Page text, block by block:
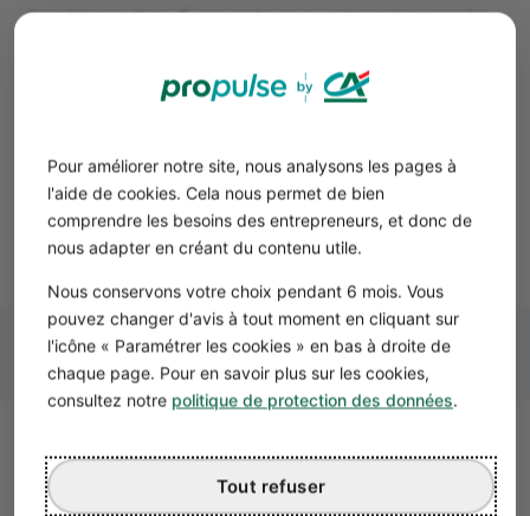
Pour améliorer notre site, nous analysons les pages à
l'aide de cookies. Cela nous permet de bien
comprendre les besoins des entrepreneurs, et donc de
nous adapter en créant du contenu utile.
Nous conservons votre choix pendant 6 mois. Vous
pouvez changer d'avis à tout moment en cliquant sur
l'icône « Paramétrer les cookies » en bas à droite de
chaque page. Pour en savoir plus sur les cookies,
consultez notre politique de protection des données.
Tout refuser
l'expérience dans divers secteurs ou entreprises sans les
Pour les agences d'intérim, la consolidation du CDI
intérimaire représente une opportunité de fidéliser leurs
qu'employeurs responsables. Pour les entreprises
utilisatrices, cela leur permet de disposer de travailleurs
qualifiés et fiables pour des missions temporaires, tout
en se conformant aux réglementations du travail.
Les assurances obligatoires pour
les agences d'intérim